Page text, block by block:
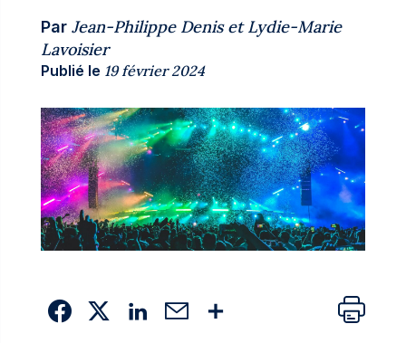
Par Jean-Philippe DenisetLydie-Marie
Lavoisier
Publié le 19 février 2024